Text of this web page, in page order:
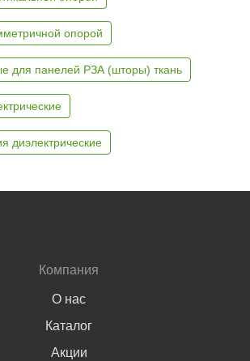
опорой
для панелей РЗА (шторы) ткань
диэлектрические
Компания
О нас
Каталог
Акции